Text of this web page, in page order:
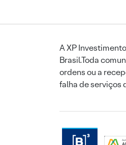
A XP
Brasil.Toda
ordens ou a
falha de serviços